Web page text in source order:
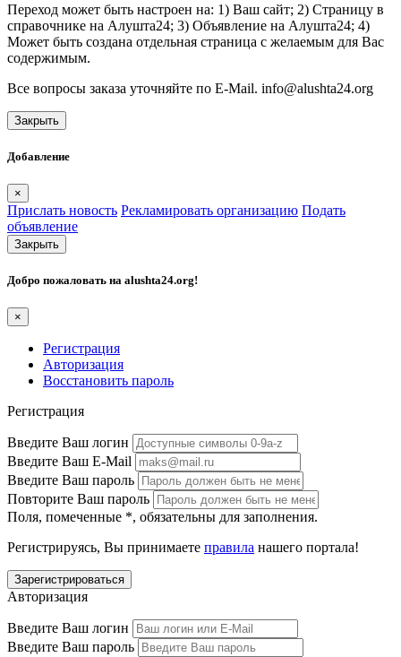
Переход может быть настроен на: 1) Ваш сайт; 2) Страницу в
справочнике на Алушта24; 3) Объявление на Алушта24; 4)
Может быть создана отдельная страница с желаемым для Вас
содержимым.
Все вопросы заказа уточняйте по E-Mail. info@alushta24.org
Закрыть
Добавление
×
Прислать новость Рекламировать организацию Подать
объявление
Закрыть
Добро пожаловать на alushta24.org!
×
Регистрация
Авторизация
Восстановить пароль
Регистрация
Введите Ваш логин
Введите Ваш E-Mail
Введите Ваш пароль
Повторите Ваш пароль
Поля, помеченные *, обязательны для заполнения.
Регистрируясь, Вы принимаете правила нашего портала!
Авторизация
Введите Ваш логин
Введите Ваш пароль